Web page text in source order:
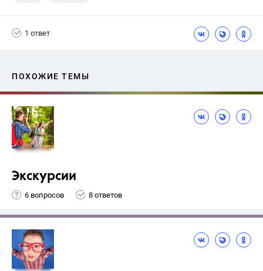
1 ответ
ПОХОЖИЕ ТЕМЫ
Экскурсии
6 вопросов 8 ответов